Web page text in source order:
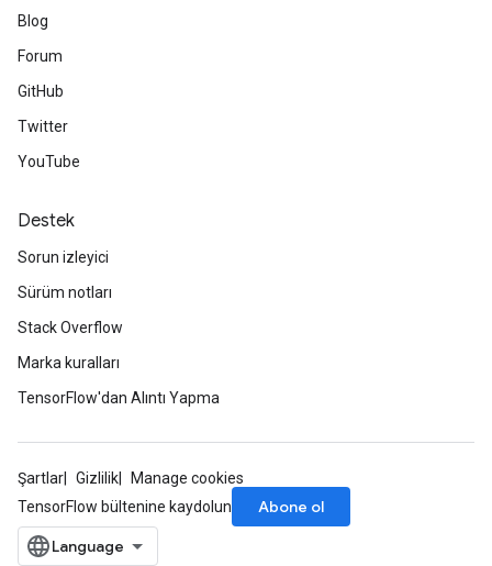
Blog
Forum
GitHub
Twitter
YouTube
Destek
Sorun izleyici
Sürüm notları
Stack Overflow
Marka kuralları
TensorFlow'dan Alıntı Yapma
Şartlar Gizlilik
Manage cookies
TensorFlow bültenine kaydolun
Abone ol